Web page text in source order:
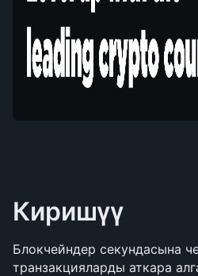
Киришүү
Блокчейндер секундасына
транзакцияларды аткара